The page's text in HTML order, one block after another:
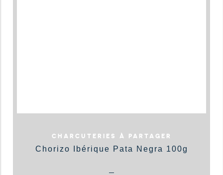
CHARCUTERIES À PARTAGER
Chorizo Ibérique Pata Negra 100g